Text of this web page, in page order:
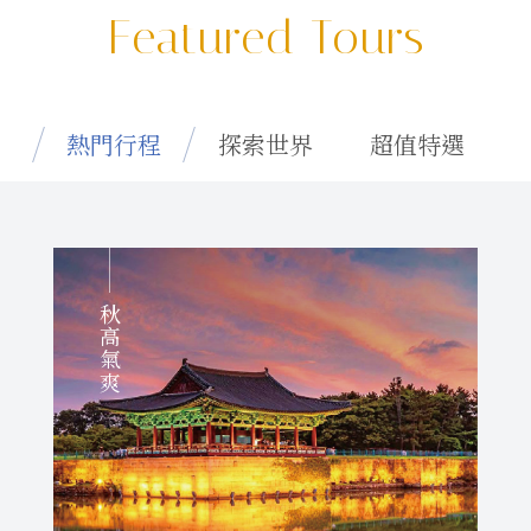
Featured Tours
熱門行程 探索世界 超值特選
秋高氣爽